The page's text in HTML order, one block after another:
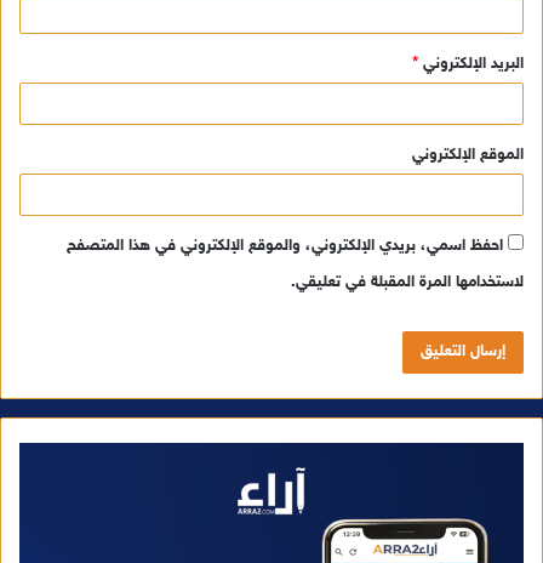
البريد الإلكتروني *
الموقع الإلكتروني
احفظ اسمي، بريدي الإلكتروني، والموقع الإلكتروني في هذا المتصفح
لاستخدامها المرة المقبلة في تعليقي.